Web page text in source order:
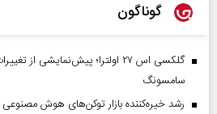
گوناگون
گلکسی اس ۲۷ اولترا؛ پیش‌نمایشی
سامسونگ